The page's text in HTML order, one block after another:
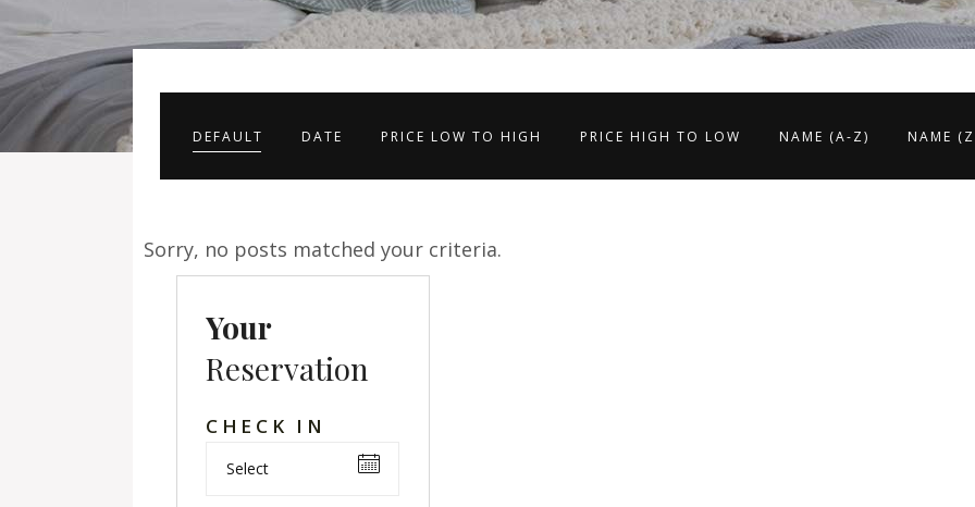
DEFAULT DATE PRICE LOW TO HIGH PRICE HIGH TO LOW NAME (A-Z) NAME
Sorry, no posts matched your criteria.
Your
Reservation
CHECK IN